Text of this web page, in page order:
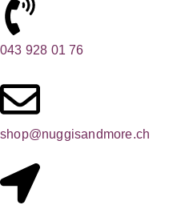
043 928 01 76
shop@nuggisandmore.ch